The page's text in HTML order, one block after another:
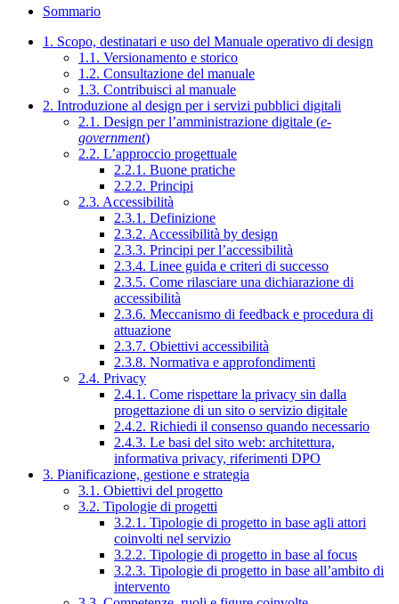
Sommario
1. Scopo, destinatari e uso del Manuale operativo di design
1.1. Versionamento e storico
1.2. Consultazione del manuale
1.3. Contribuisci al manuale
2. Introduzione al design per i servizi pubblici digitali
2.1. Design per l’amministrazione digitale (e-
government)
2.2. L’approccio progettuale
2.2.1. Buone pratiche
2.2.2. Principi
2.3. Accessibilità
2.3.1. Definizione
2.3.2. Accessibilità by design
2.3.3. Principi per l’accessibilità
2.3.4. Linee guida e criteri di successo
2.3.5. Come rilasciare una dichiarazione di
accessibilità
2.3.6. Meccanismo di feedback e procedura di
attuazione
2.3.7. Obiettivi accessibilità
2.3.8. Normativa e approfondimenti
2.4. Privacy
2.4.1. Come rispettare la privacy sin dalla
progettazione di un sito o servizio digitale
2.4.2. Richiedi il consenso quando necessario
2.4.3. Le basi del sito web: architettura,
informativa privacy, riferimenti DPO
3. Pianificazione, gestione e strategia
3.1. Obiettivi del progetto
3.2. Tipologie di progetti
3.2.1. Tipologie di progetto in base agli attori
coinvolti nel servizio
3.2.2. Tipologie di progetto in base al focus
3.2.3. Tipologie di progetto in base all’ambito di
intervento